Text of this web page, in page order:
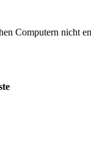
Computern nicht